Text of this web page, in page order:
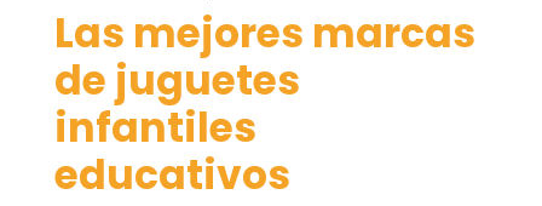
Las mejores marcas
de juguetes
infantiles
educativos